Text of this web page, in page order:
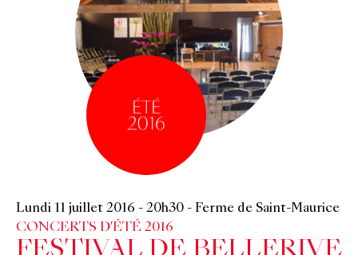
Lundi 11 juillet 2016 - 20h30 - Ferme de Saint-Maurice
CONCERTS D'ÉTÉ 2016
FESTIVAL DE BELLERIVE